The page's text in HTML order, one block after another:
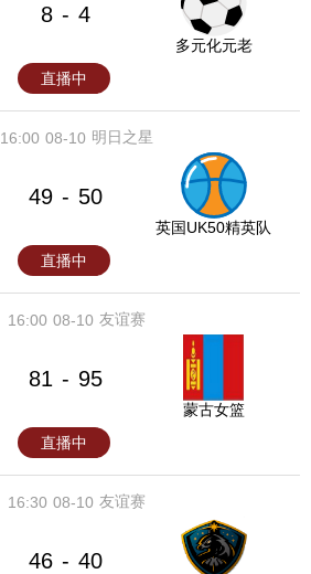
8 - 4
多元化元老
直播中
08-10
16:00 明日之星
49 - 50
英国UK50精英队
直播中
08-10
16:00 友谊赛
81 - 95
蒙古女篮
直播中
08-10
16:30 友谊赛
46 - 40